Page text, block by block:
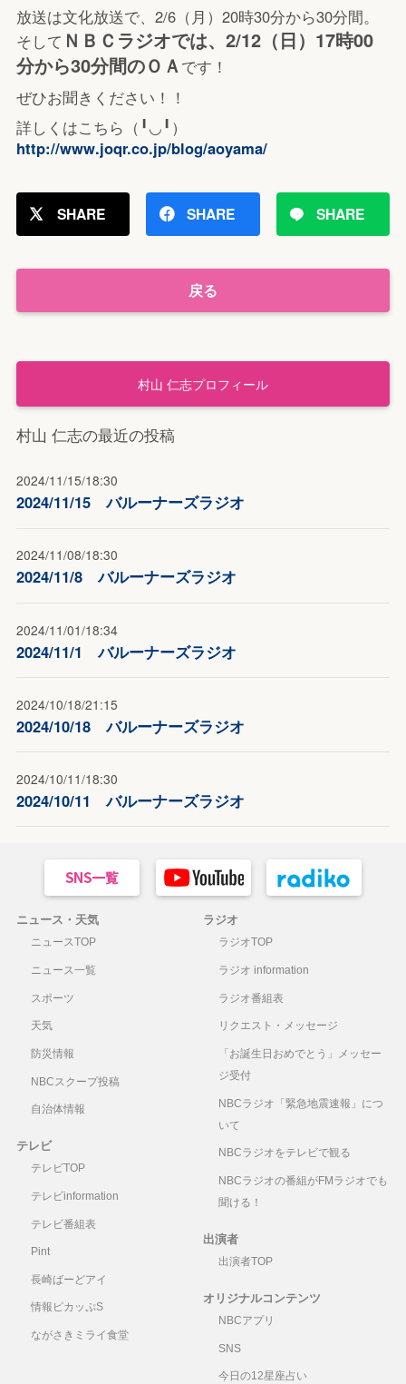
放送は文化放送で、2/6（月）20時30分から30分間。
そして ＮＢＣラジオでは、2/12（日）17時00
分から30分間のＯＡです！
ぜひお聞きください！！
‪詳しくはこちら（╹◡╹）‬
‪http://www.joqr.co.jp/blog/aoyama/‬
SHARE SHARE SHARE
戻る
村山 仁志プロフィール
村山 仁志の最近の投稿
2024/11/15/18:30
2024/11/15 バルーナーズラジオ
2024/11/08/18:30
2024/11/8 バルーナーズラジオ
2024/11/01/18:34
2024/11/1 バルーナーズラジオ
2024/10/18/21:15
2024/10/18 バルーナーズラジオ
2024/10/11/18:30
2024/10/11 バルーナーズラジオ
ニュース・天気
ニュースTOP
ニュース一覧
スポーツ
天気
防災情報
NBCスクープ投稿
自治体情報
テレビ
テレビTOP
テレビinformation
テレビ番組表
Pint
長崎ばーどアイ
情報ピカッぷS
ながさきミライ食堂
ラジオ
ラジオTOP
ラジオ information
ラジオ番組表
リクエスト・メッセージ
「お誕生日おめでとう」メッセー
ジ受付
NBCラジオ「緊急地震速報」につ
いて
NBCラジオをテレビで観る
NBCラジオの番組がFMラジオでも
聞ける！
出演者
出演者TOP
オリジナルコンテンツ
NBCアプリ
SNS
今日の12星座占い